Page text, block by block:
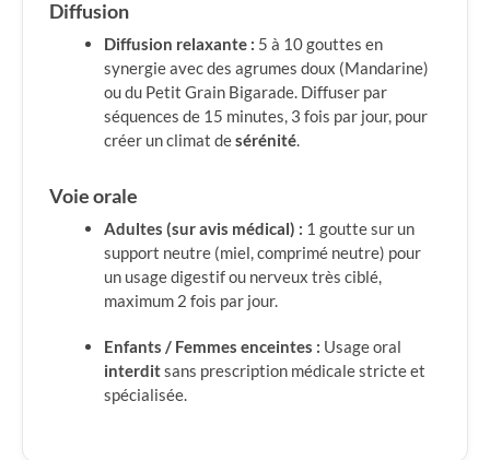
Diffusion
Diffusion relaxante : 5 à 10 gouttes en
synergie avec des agrumes doux (Mandarine)
ou du Petit Grain Bigarade. Diffuser par
séquences de 15 minutes, 3 fois par jour, pour
créer un climat desérénité.
Voie orale
Adultes (sur avis médical) : 1 goutte sur un
support neutre (miel, comprimé neutre) pour
un usage digestif ou nerveux très ciblé,
maximum 2 fois par jour.
Enfants / Femmes enceintes : Usage oral
interditsans prescription médicale stricte et
spécialisée.